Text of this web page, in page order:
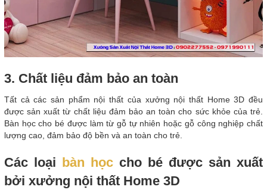
3. Chất liệu đảm bảo an toàn
Tất cả các sản phẩm nội thất của xưởng nội thất Home 3D đều
được sản xuất từ chất liệu đảm bảo an toàn cho sức khỏe của trẻ.
Bàn học cho bé được làm từ gỗ tự nhiên hoặc gỗ công nghiệp chất
lượng cao, đảm bảo độ bền và an toàn cho trẻ.
Các loại bàn học cho bé được sản xuất
bởi xưởng nội thất Home 3D